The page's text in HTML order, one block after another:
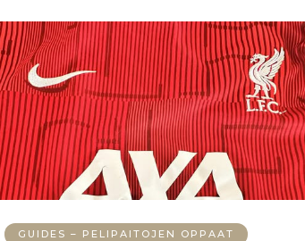
GUIDES – PELIPAITOJEN OPPAAT